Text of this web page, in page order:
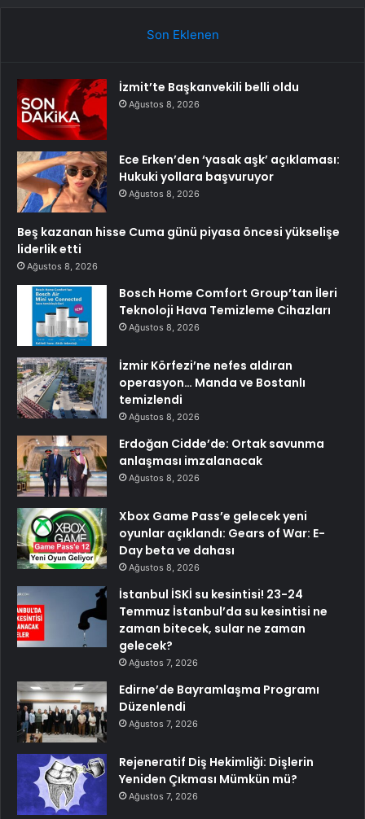
Son Eklenen
İzmit’te Başkanvekili belli oldu
Ağustos 8, 2026
Ece Erken’den ‘yasak aşk’ açıklaması:
Hukuki yollara başvuruyor
Ağustos 8, 2026
Beş kazanan hisse Cuma günü piyasa öncesi yükselişe
liderlik etti
Ağustos 8, 2026
Bosch Home Comfort Group’tan İleri
Teknoloji Hava Temizleme Cihazları
Ağustos 8, 2026
İzmir Körfezi’ne nefes aldıran
operasyon… Manda ve Bostanlı
temizlendi
Ağustos 8, 2026
Erdoğan Cidde’de: Ortak savunma
anlaşması imzalanacak
Ağustos 8, 2026
Xbox Game Pass’e gelecek yeni
oyunlar açıklandı: Gears of War: E-
Day beta ve dahası
Ağustos 8, 2026
İstanbul İSKİ su kesintisi! 23-24
Temmuz İstanbul’da su kesintisi ne
zaman bitecek, sular ne zaman
gelecek?
Ağustos 7, 2026
Edirne’de Bayramlaşma Programı
Düzenlendi
Ağustos 7, 2026
Rejeneratif Diş Hekimliği: Dişlerin
Yeniden Çıkması Mümkün mü?
Ağustos 7, 2026